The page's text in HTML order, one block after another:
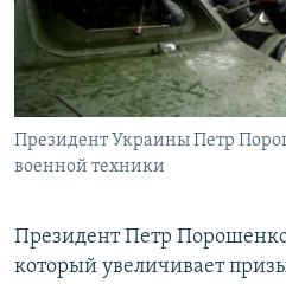
ПОБЕДИТЕЛЕЙ НЕ СУДЯТ?
КРЫМ.НЕПОКОРЕННЫЙ
ELIFBE
УКРАИНСКАЯ ПРОБЛЕМА КРЫМА
ПРИСОЕДИНЯЙТЕСЬ!
Президент Украины Петр
военной техники
Президент Петр
который увеличивает